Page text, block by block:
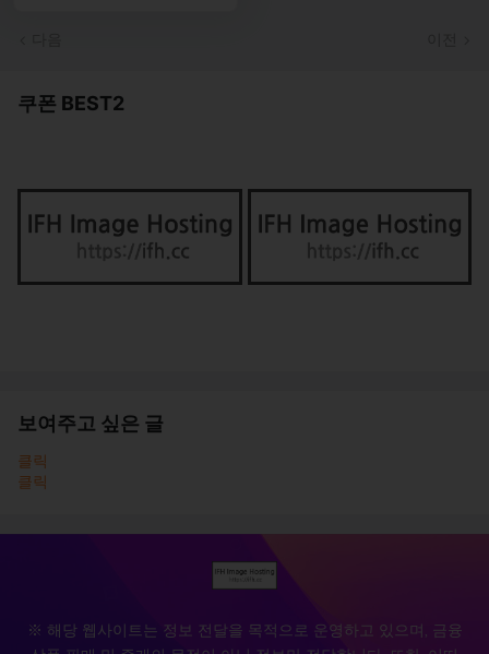
쿠폰 BEST2
보여주고 싶은 글
클릭
클릭
※ 해당 웹사이트는 정보 전달을 목적으로 운영하고 있으며, 금융